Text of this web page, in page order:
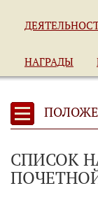
НАГРАДЫ
СПИСОК